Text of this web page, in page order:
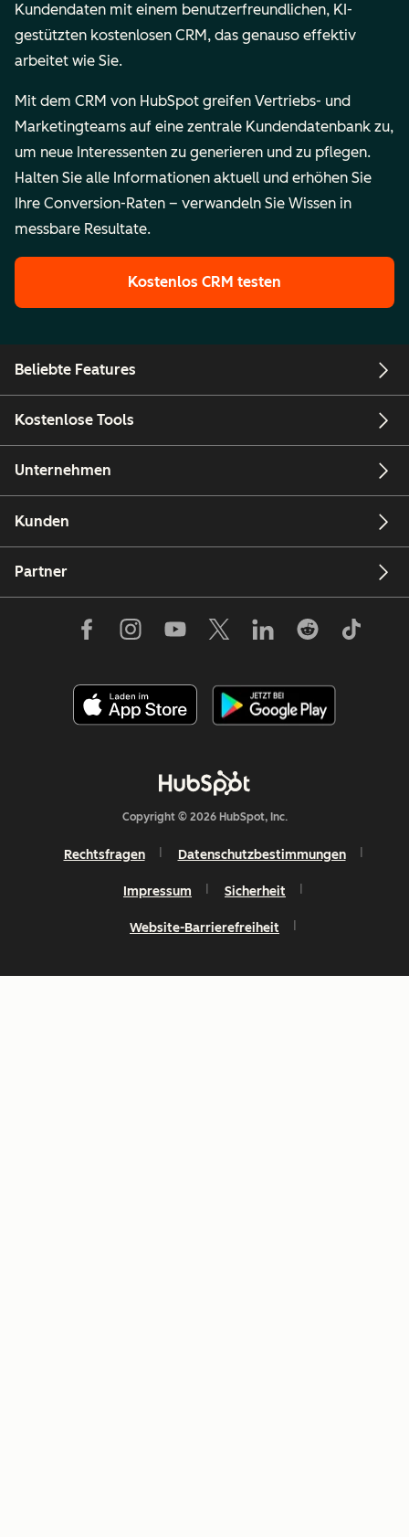
Kundendaten mit einem benutzerfreundlichen, KI-
gestützten kostenlosen CRM, das genauso effektiv
arbeitet wie Sie.
Mit dem CRM von HubSpot greifen Vertriebs- und
Marketingteams auf eine zentrale Kundendatenbank zu,
um neue Interessenten zu generieren und zu pflegen.
Halten Sie alle Informationen aktuell und erhöhen Sie
Ihre Conversion-Raten – verwandeln Sie Wissen in
messbare Resultate.
Kostenlos CRM testen
Beliebte Features
Kostenlose Tools
Unternehmen
Kunden
Partner
Copyright © 2026 HubSpot, Inc.
Rechtsfragen Datenschutzbestimmungen
Impressum Sicherheit
Website-Barrierefreiheit